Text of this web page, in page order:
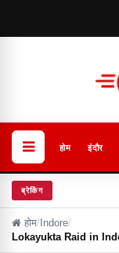
होम इंदौर
ब्रेकिंग
होम/ Indore/
Lokayukta Raid in